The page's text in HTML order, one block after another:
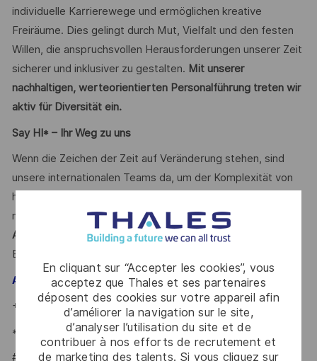
En cliquant sur “Accepter les cookies”, vous
acceptez que Thales et ses partenaires
déposent des cookies sur votre appareil afin
d’améliorer la navigation sur le site,
d’analyser l’utilisation du site et de
contribuer à nos efforts de recrutement et
de marketing des talents. Si vous cliquez sur
individuelle Karrierewege und ermöglichen kreative
Freiräume. Dies gelingt durch Mut, Vielfalt und den festen
Willen, die anspruchsvollen Herausforderungen unserer Zeit
sicherer und inklusiver zu gestalten. Mit unserer
nachhaltigen, werteorientierten Personalführung treten wir
aktiv für Diversität ein.
Say HI* – Ihr Weg zu uns
Wenn die Zeichen der Zeit auf Veränderung stehen, sind
unsere internationalen Teams da, um der Komplexität von
heute mit den branchenführenden Technologien von
morgen zu begegnen. Sind Sie dabei? Ihr Ansprechpartner
Andre Fuhrmannfreut sich schon auf Ihre Online-
Bewerbung.
Andre Fuhrmann– Talent Acquisition Partner
+49 7156 / 302 - 22002
*Human Intelligence
#LI-AF1